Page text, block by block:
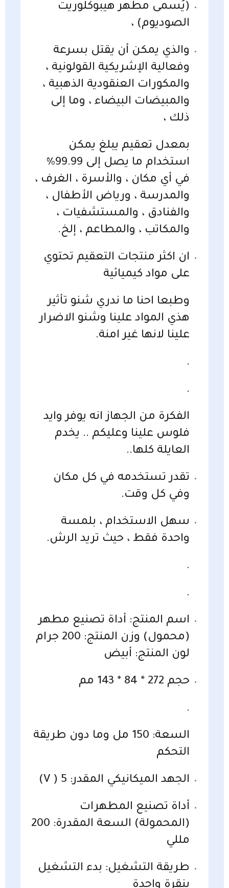
(يُسمى مطهر هيبوكلوريت
الصوديوم) ،
والذي يمكن أن يقتل بسرعة
وفعالية الإشريكية القولونية ،
والمكورات العنقودية الذهبية ،
والمبيضات البيضاء ، وما إلى
ذلك ،
بمعدل تعقيم يبلغ يمكن
استخدام ما يصل إلى 99.99٪
في أي مكان ، والأسرة ، الغرف ،
والمدرسة ، ورياض الأطفال ،
والفنادق ، والمستشفيات ،
والمكاتب ، والمطاعم ، إلخ.
ان اكثر منتجات التعقيم تحتوي
على مواد كيميائية
وطبعا احنا ما ندري شنو تأثير
هذي المواد علينا وشنو الاضرار
علينا لانها غير امنة.
.
.
الفكرة من الجهاز انه يوفر وايد
فلوس علينا وعليكم .. يخدم
العايلة كلها..
تقدر تستخدمه في كل مكان
وفي كل وقت.
سهل الاستخدام ، بلمسة
واحدة فقط ، حيث تريد الرش.
.
.
اسم المنتج: أداة تصنيع مطهر
(محمول) وزن المنتج: 200 جرام
لون المنتج: أبيض
حجم 272 * 84 * 143 مم
.
السعة: 150 مل وما دون طريقة
التحكم
الجهد الميكانيكي المقدر: 5 ( V)
أداة تصنيع المطهرات
(المحمولة) السعة المقدرة: 200
مللي
طريقة التشغيل: بدء التشغيل
بنقرة واحدة